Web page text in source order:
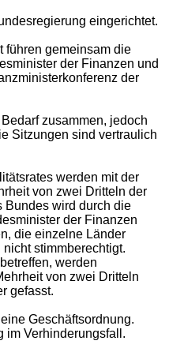
eingerichtet.
führen gemeinsam die
der Finanzen und
der
zusammen, jedoch
Sitzungen sind vertraulich
werden mit der
von zwei Dritteln der
Bundes wird durch die
der Finanzen
die einzelne Länder
stimmberechtigt.
werden
von zwei Dritteln
gefasst.
Geschäftsordnung.
im Verhinderungsfall.